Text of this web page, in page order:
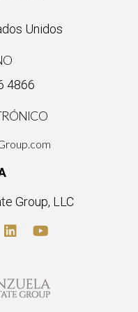
Unidos
4866
Group, LLC